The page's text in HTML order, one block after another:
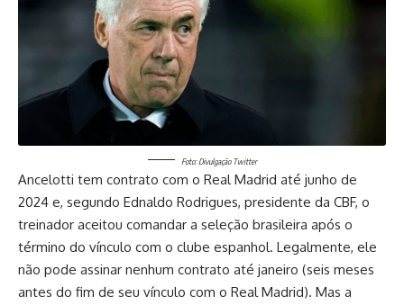
Foto: Divulgação Twitter
Ancelotti tem contrato com o Real Madrid até junho de
2024 e, segundo Ednaldo Rodrigues, presidente da CBF, o
treinador aceitou comandar a seleção brasileira após o
término do vínculo com o clube espanhol. Legalmente, ele
não pode assinar nenhum contrato até janeiro (seis meses
antes do fim de seu vínculo com o Real Madrid). Mas a